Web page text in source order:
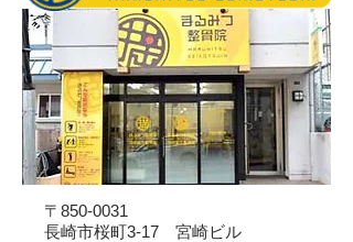
〒850-0031
長崎市桜町3-17 宮崎ビル